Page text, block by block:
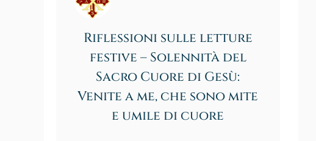
Riflessioni sulle letture
festive – Solennità del
Sacro Cuore di Gesù:
Venite a me, che sono mite
e umile di cuore